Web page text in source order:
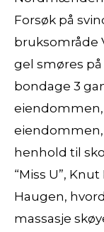
Forsøk på
bruksområde
gel smøres
bondage 3
eiendommen,
henhold til
“Miss U”,
Haugen,
massasje